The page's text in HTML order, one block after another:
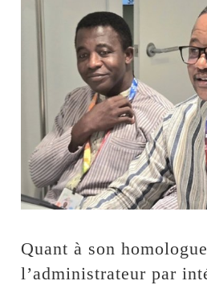
Quant à son
l’administrateur par